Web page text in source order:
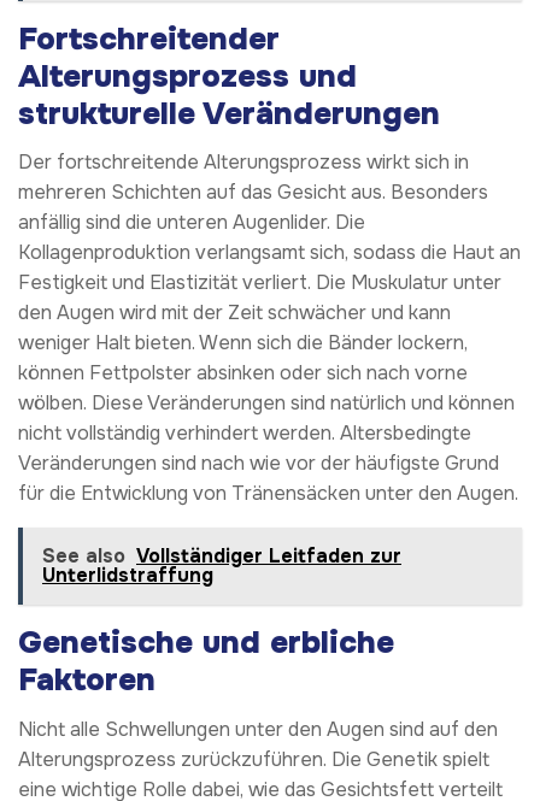
Fortschreitender
Alterungsprozess und
strukturelle Veränderungen
Der fortschreitende Alterungsprozess wirkt sich in
mehreren Schichten auf das Gesicht aus. Besonders
anfällig sind die unteren Augenlider. Die
Kollagenproduktion verlangsamt sich, sodass die Haut an
Festigkeit und Elastizität verliert. Die Muskulatur unter
den Augen wird mit der Zeit schwächer und kann
weniger Halt bieten. Wenn sich die Bänder lockern,
können Fettpolster absinken oder sich nach vorne
wölben. Diese Veränderungen sind natürlich und können
nicht vollständig verhindert werden. Altersbedingte
Veränderungen sind nach wie vor der häufigste Grund
für die Entwicklung von Tränensäcken unter den Augen.
See also Vollständiger Leitfaden zur
Unterlidstraffung
Genetische und erbliche
Faktoren
Nicht alle Schwellungen unter den Augen sind auf den
Alterungsprozess zurückzuführen. Die Genetik spielt
eine wichtige Rolle dabei, wie das Gesichtsfett verteilt